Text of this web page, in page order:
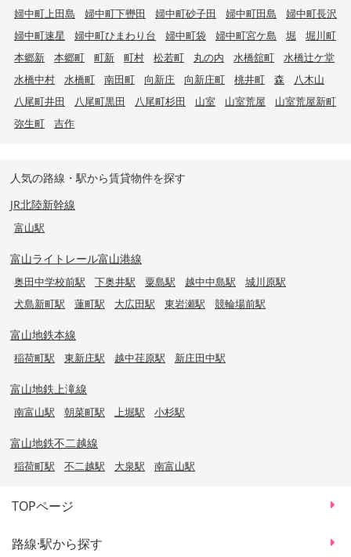
婦中町上田島
婦中町下轡田 婦中町砂子田 婦中町田島
婦中町長沢
婦中町速星
婦中町ひまわり台 婦中町袋 婦中町宮ケ島 堀
堀川町
本郷新
本郷町 町新 町村 松若町 丸の内 水橋舘町
水橋辻ケ堂
水橋中村
水橋町 南田町 向新庄 向新庄町 桃井町 森
八木山
八尾町井田
八尾町黒田 八尾町杉田 山室 山室荒屋
山室荒屋新町
弥生町
吉作
人気の路線・駅から賃貸物件を探す
JR北陸新幹線
富山駅
富山ライトレール富山港線
奥田中学校前駅 下奥井駅 粟島駅 越中中島駅
城川原駅
犬島新町駅
蓮町駅 大広田駅 東岩瀬駅 競輪場前駅
富山地鉄本線
稲荷町駅 東新庄駅 越中荏原駅 新庄田中駅
富山地鉄上滝線
南富山駅 朝菜町駅 上堀駅 小杉駅
富山地鉄不二越線
稲荷町駅 不二越駅 大泉駅 南富山駅
TOPページ
路線·駅から探す